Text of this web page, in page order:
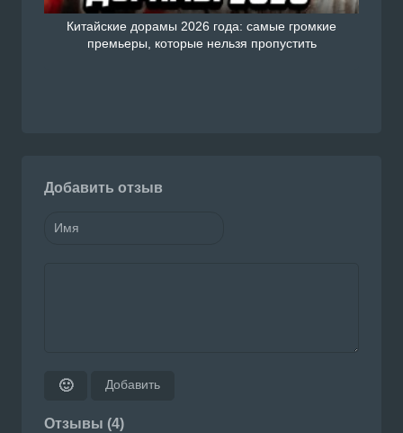
Китайские дорамы 2026 года: самые громкие
премьеры, которые нельзя пропустить
Добавить отзыв
🙂 Добавить
Отзывы (4)